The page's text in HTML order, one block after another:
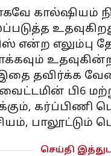
கால்ஷியம்
எலும்பு
தவிர்க்க
வைட்டமின் பி6
கர்ப்பிணி
செய்தி